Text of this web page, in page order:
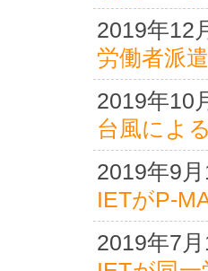
2019年12
労働者派
2019年10
台風によ
2019年9月
IETがP-
2019年7月